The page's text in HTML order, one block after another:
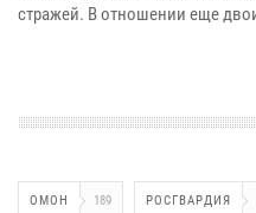
стражей. В отношении еще
ОМОН 189 РОСГВАРДИЯ